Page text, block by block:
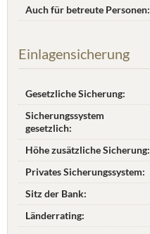
Auch für betreute Personen:
Einlagensicherung
Gesetzliche Sicherung:
Sicherungssystem
gesetzlich:
Höhe zusätzliche Sicherung:
Privates Sicherungssystem:
Sitz der Bank:
Länderrating: